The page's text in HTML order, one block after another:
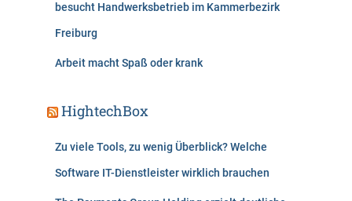
besucht Handwerksbetrieb im Kammerbezirk
Freiburg
Arbeit macht Spaß oder krank
HightechBox
Zu viele Tools, zu wenig Überblick? Welche
Software IT-Dienstleister wirklich brauchen